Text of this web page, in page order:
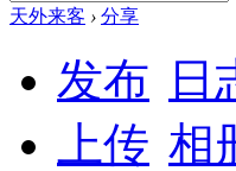
天外来客 › 分享
发布
日
上传 相